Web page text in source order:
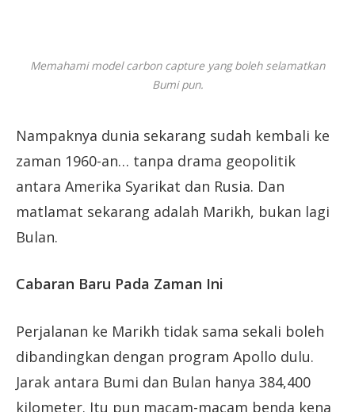
Memahami model carbon capture yang boleh selamatkan
Bumi pun.
Nampaknya dunia sekarang sudah kembali ke
zaman 1960-an… tanpa drama geopolitik
antara Amerika Syarikat dan Rusia. Dan
matlamat sekarang adalah Marikh, bukan lagi
Bulan.
Cabaran Baru Pada Zaman Ini
Perjalanan ke Marikh tidak sama sekali boleh
dibandingkan dengan program Apollo dulu.
Jarak antara Bumi dan Bulan hanya 384,400
kilometer. Itu pun macam-macam benda kena